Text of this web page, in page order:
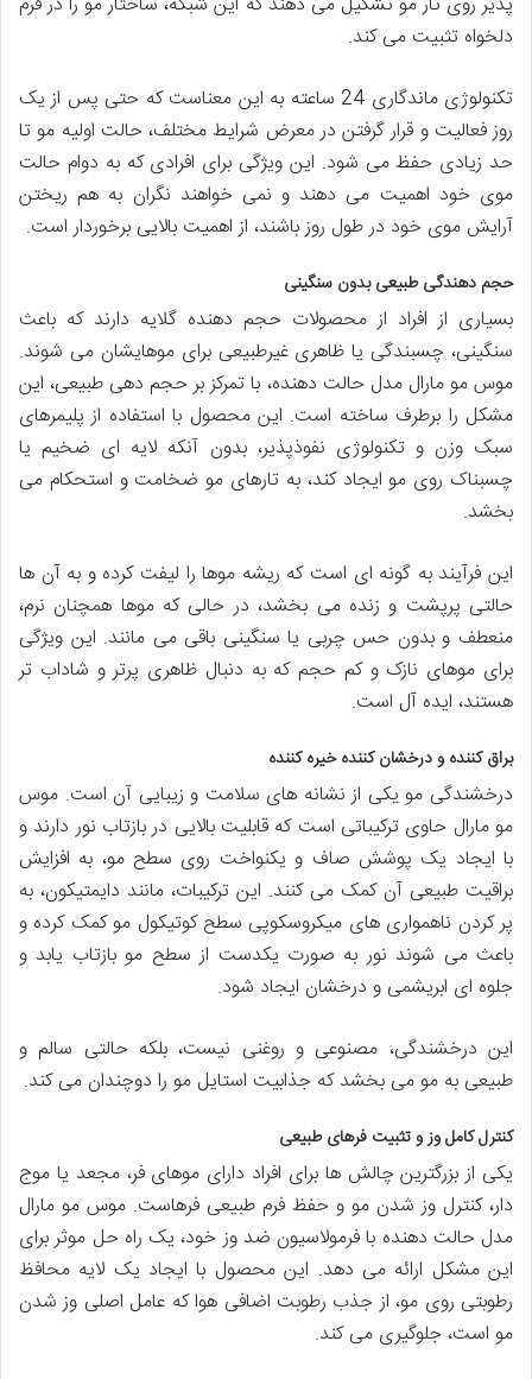
دلخواه تثبیت می کند.
تکنولوژی ماندگاری 24 ساعته به این معناست که حتی پس از یک
روز فعالیت و قرار گرفتن در معرض شرایط مختلف، حالت اولیه مو تا
حد زیادی حفظ می شود. این ویژگی برای افرادی که به دوام حالت
موی خود اهمیت می دهند و نمی خواهند نگران به هم ریختن
آرایش موی خود در طول روز باشند، از اهمیت بالایی برخوردار است.
حجم دهندگی طبیعی بدون سنگینی
بسیاری از افراد از محصولات حجم دهنده گلایه دارند که باعث
سنگینی، چسبندگی یا ظاهری غیرطبیعی برای موهایشان می شوند.
موس مو مارال مدل حالت دهنده، با تمرکز بر حجم دهی طبیعی، این
مشکل را برطرف ساخته است. این محصول با استفاده از پلیمرهای
سبک وزن و تکنولوژی نفوذپذیر، بدون آنکه لایه ای ضخیم یا
چسبناک روی مو ایجاد کند، به تارهای مو ضخامت و استحکام می
بخشد.
این فرآیند به گونه ای است که ریشه موها را لیفت کرده و به آن ها
حالتی پرپشت و زنده می بخشد، در حالی که موها همچنان نرم،
منعطف و بدون حس چربی یا سنگینی باقی می مانند. این ویژگی
برای موهای نازک و کم حجم که به دنبال ظاهری پرتر و شاداب تر
هستند، ایده آل است.
براق کننده و درخشان کننده خیره کننده
درخشندگی مو یکی از نشانه های سلامت و زیبایی آن است. موس
مو مارال حاوی ترکیباتی است که قابلیت بالایی در بازتاب نور دارند و
با ایجاد یک پوشش صاف و یکنواخت روی سطح مو، به افزایش
براقیت طبیعی آن کمک می کنند. این ترکیبات، مانند دایمتیکون، به
پر کردن ناهمواری های میکروسکوپی سطح کوتیکول مو کمک کرده و
باعث می شوند نور به صورت یکدست از سطح مو بازتاب یابد و
جلوه ای ابریشمی و درخشان ایجاد شود.
این درخشندگی، مصنوعی و روغنی نیست، بلکه حالتی سالم و
طبیعی به مو می بخشد که جذابیت استایل مو را دوچندان می کند.
کنترل کامل وز و تثبیت فرهای طبیعی
یکی از بزرگترین چالش ها برای افراد دارای موهای فر، مجعد یا موج
دار، کنترل وز شدن مو و حفظ فرم طبیعی فرهاست. موس مو مارال
مدل حالت دهنده با فرمولاسیون ضد وز خود، یک راه حل موثر برای
این مشکل ارائه می دهد. این محصول با ایجاد یک لایه محافظ
رطوبتی روی مو، از جذب رطوبت اضافی هوا که عامل اصلی وز شدن
مو است، جلوگیری می کند.